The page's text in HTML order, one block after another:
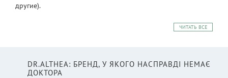
другие).
ЧИТАТЬ ВСЕ
DR.ALTHEA: БРЕНД, У ЯКОГО НАСПРАВДІ НЕМАЄ
ДОКТОРА